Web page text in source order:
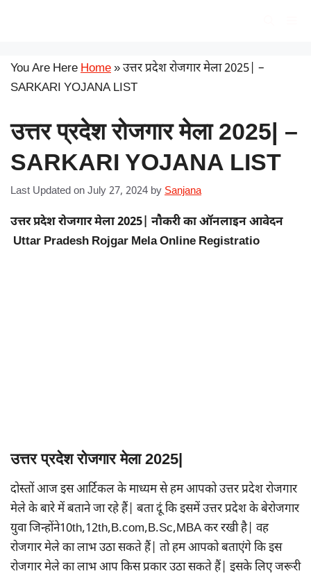
You Are HereHome»उत्तर प्रदेश रोजगार मेला 2025| –
SARKARI YOJANA LIST
उत्तर प्रदेश रोजगार मेला 2025| –
SARKARI YOJANA LIST
Last Updated on July 27, 2024 by Sanjana
उत्तर प्रदेश रोजगार मेला 2025| नौकरी का ऑनलाइन आवेदन
Uttar Pradesh Rojgar Mela Online Registratio
उत्तर प्रदेश रोजगार मेला 2025|
दोस्तों आज इस आर्टिकल के माध्यम से हम आपको उत्तर प्रदेश रोजगार
मेले के बारे में बताने जा रहे हैं| बता दूं कि इसमें उत्तर प्रदेश के बेरोजगार
युवा जिन्होंने10th,12th,B.com,B.Sc,MBA कर रखी है| वह
रोजगार मेले का लाभ उठा सकते हैं| तो हम आपको बताएंगे कि इस
रोजगार मेले का लाभ आप किस प्रकार उठा सकते हैं| इसके लिए जरूरी